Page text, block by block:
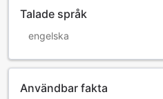
Talade språk
engelska
Användbar fakta